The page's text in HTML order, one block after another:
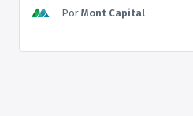
holística e “abrangente”
determinando onde estão
Por Mont Capital